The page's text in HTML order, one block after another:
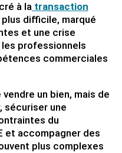
à la transaction
plus difficile, marqué
et une crise
professionnels
commerciales
un bien, mais de
sécuriser une
du
et accompagner des
plus complexes